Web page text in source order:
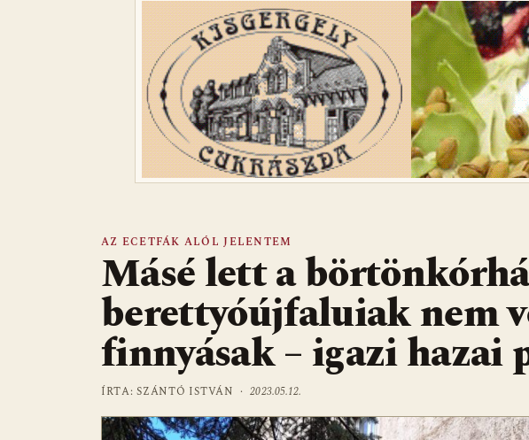
AZ ECETFÁK ALÓL JELENTEM
Másé lett a
berettyóújfaluiak nem
finnyásak – igazi
ÍRTA: SZÁNTÓ ISTVÁN ·2023.05.12.